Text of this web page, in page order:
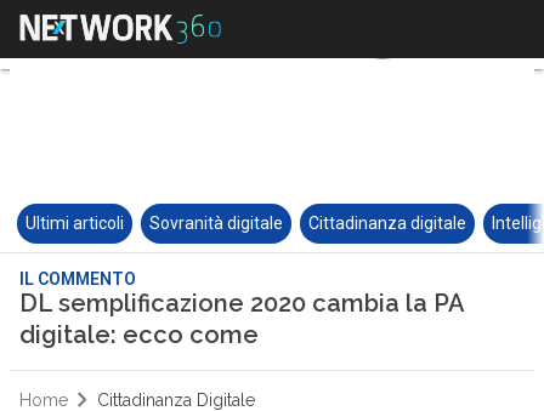
Ultimi articoli Sovranità digitale Cittadinanza digitale
IL COMMENTO
DL semplificazione 2020 cambia la PA
digitale: ecco come
Home Cittadinanza Digitale